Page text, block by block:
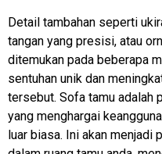
Detail tambahan seperti
tangan yang presisi, atau
ditemukan pada beberapa
sentuhan unik dan
tersebut. Sofa tamu adalah
yang menghargai
luar biasa. Ini akan menjadi